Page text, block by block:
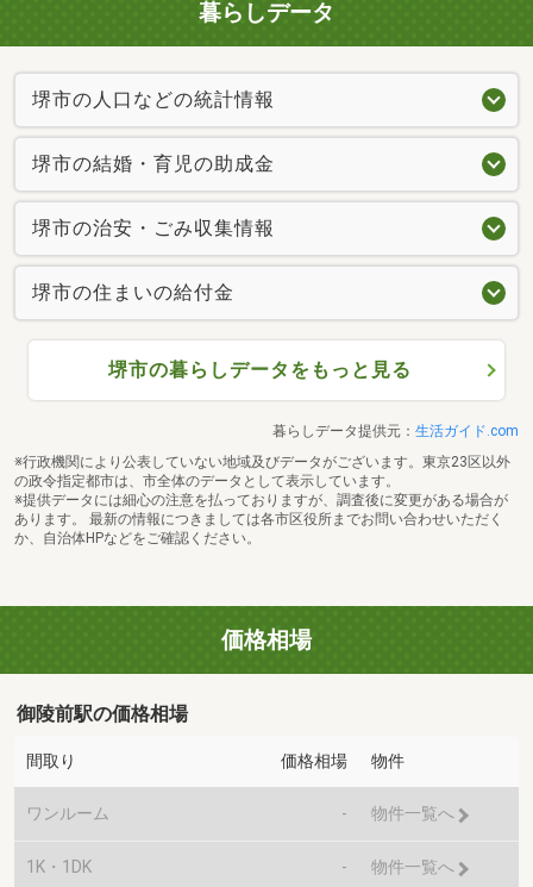
暮らしデータ
堺市の人口などの統計情報
堺市の結婚・育児の助成金
堺市の治安・ごみ収集情報
堺市の住まいの給付金
堺市の暮らしデータをもっと見る
暮らしデータ提供元： 生活ガイド.com
※行政機関により公表していない地域及びデータがございます。東京23区以外
の政令指定都市は、市全体のデータとして表示しています。
※提供データには細心の注意を払っておりますが、調査後に変更がある場合が
あります。 最新の情報につきましては各市区役所までお問い合わせいただく
か、自治体HPなどをご確認ください。
価格相場
御陵前駅の価格相場
間取り 価格相場 物件
ワンルーム - 物件一覧へ
1K・1DK - 物件一覧へ